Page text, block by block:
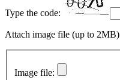
Type the code:
Attach image file (up to 2MB)
Image file: